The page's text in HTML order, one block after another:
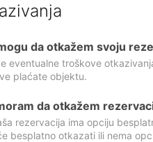
da otkažem svoju
eventualne troškove
plaćate objektu.
da otkažem
rezervacija ima opciju
besplatno otkazati ili nema